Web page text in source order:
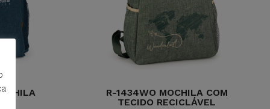
R-1434WO MOCHILA COM
TECIDO RECICLÁVEL